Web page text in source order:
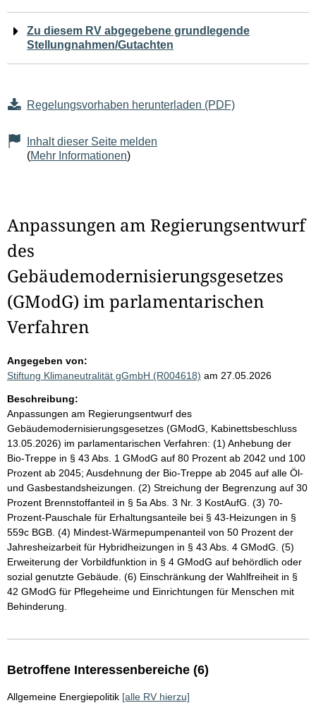
Zu diesem RV abgegebene grundlegende
Stellungnahmen/Gutachten
Regelungsvorhaben herunterladen (PDF)
Inhalt dieser Seite melden
(Mehr Informationen)
Anpassungen am Regierungsentwurf
des
Gebäudemodernisierungsgesetzes
(GModG) im parlamentarischen
Verfahren
Angegeben von:
Stiftung Klimaneutralität gGmbH (R004618) am 27.05.2026
Beschreibung:
Anpassungen am Regierungsentwurf des
Gebäudemodernisierungsgesetzes (GModG, Kabinettsbeschluss
13.05.2026) im parlamentarischen Verfahren: (1) Anhebung der
Bio-Treppe in § 43 Abs. 1 GModG auf 80 Prozent ab 2042 und 100
Prozent ab 2045; Ausdehnung der Bio-Treppe ab 2045 auf alle Öl-
und Gasbestandsheizungen. (2) Streichung der Begrenzung auf 30
Prozent Brennstoffanteil in § 5a Abs. 3 Nr. 3 KostAufG. (3) 70-
Prozent-Pauschale für Erhaltungsanteile bei § 43-Heizungen in §
559c BGB. (4) Mindest-Wärmepumpenanteil von 50 Prozent der
Jahresheizarbeit für Hybridheizungen in § 43 Abs. 4 GModG. (5)
Erweiterung der Vorbildfunktion in § 4 GModG auf behördlich oder
sozial genutzte Gebäude. (6) Einschränkung der Wahlfreiheit in §
42 GModG für Pflegeheime und Einrichtungen für Menschen mit
Behinderung.
Betroffene Interessenbereiche (6)
Allgemeine Energiepolitik [alle RV hierzu]